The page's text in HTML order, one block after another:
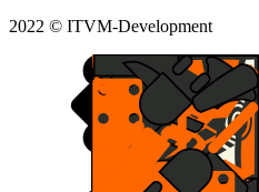
2022 © ITVM-Development